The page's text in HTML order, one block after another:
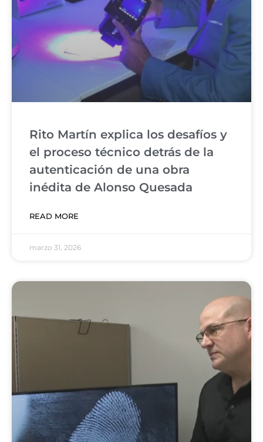
Rito Martín explica los desafíos y
el proceso técnico detrás de la
autenticación de una obra
inédita de Alonso Quesada
READ MORE
marzo 31, 2026